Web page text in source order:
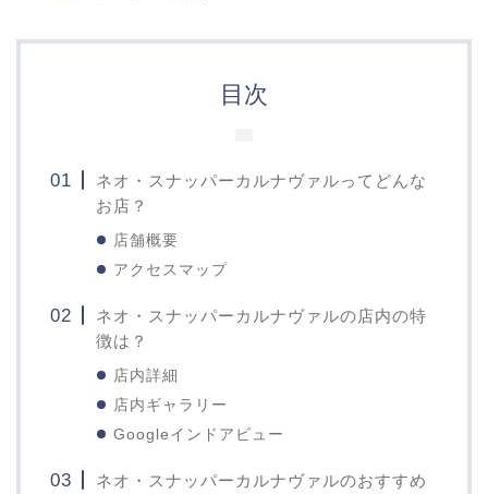
目次
ネオ・スナッパーカルナヴァルってどんな
お店？
店舗概要
アクセスマップ
ネオ・スナッパーカルナヴァルの店内の特
徴は？
店内詳細
店内ギャラリー
Googleインドアビュー
ネオ・スナッパーカルナヴァルのおすすめ